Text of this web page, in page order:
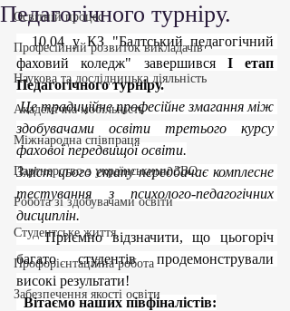
Освітній процес
Професійний розвиток викладачів
Наукова та дослідницька діяльність
Академічна мобільність
Міжнародна співпраця
Партнерство з українськими ЗВО
Робота зі здобувачами освіти
Студентське життя
Профорієнтаційна робота
Забезпечення якості освіти
Педагогічного турніру.
  10.04 у КЗ "Балтський педагогічний
фаховий коледж" завершився І етап
Педагогічного турніру.
Це традиційне професійне змагання між
здобувачами освіти третього курсу
фахової передвищої освіти.
Зміст цього етапу передбачає комплесне
тестування з психолого-педагогічних
дисциплін.
   Приємно відзначити, що цьогоріч
багато студентів продемонстрували
високі результати!
  Вітаємо наших півфіналістів: